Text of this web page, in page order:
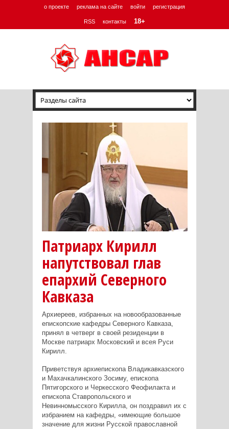
о проекте реклама на сайте войти регистрация
RSS контакты 18+
Патриарх Кирилл
напутствовал глав
епархий Северного
Кавказа
Архиереев, избранных на новообразованные
епископские кафедры Северного Кавказа,
принял в четверг в своей резиденции в
Москве патриарх Московский и всея Руси
Кирилл.
Приветствуя архиепископа Владикавказского
и Махачкалинского Зосиму, епископа
Пятигорского и Черкесского Феофилакта и
епископа Ставропольского и
Невинномысского Кирилла, он поздравил их с
избранием на кафедры, «имеющие большое
значение для жизни Русской православной